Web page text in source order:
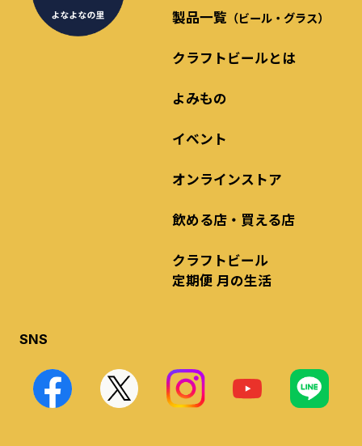
製品一覧 （ビール・グラス）
クラフトビールとは
よみもの
イベント
オンラインストア
飲める店・買える店
クラフトビール
定期便 月の生活
SNS